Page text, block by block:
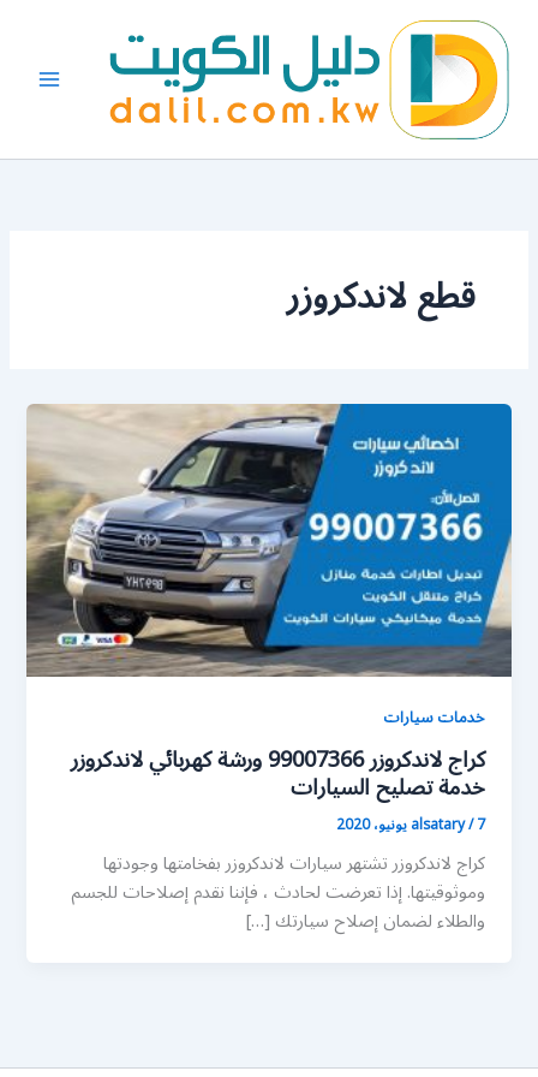
المحتوى
قطع لاندكروزر
خدمات سيارات
كراج لاندكروزر 99007366 ورشة كهربائي لاندكروزر
خدمة تصليح السيارات
alsatary/7 يونيو، 2020
كراج لاندكروزر تشتهر سيارات لاندكروزر بفخامتها وجودتها
وموثوقيتها. إذا تعرضت لحادث ، فإننا نقدم إصلاحات للجسم
والطلاء لضمان إصلاح سيارتك […]